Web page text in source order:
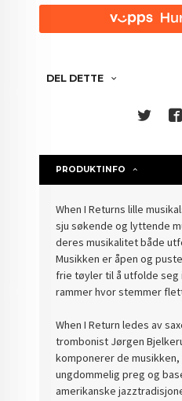
DEL DETTE
PRODUKTINFO
When I Returns lille
sju søkende og lyttende
deres musikalitet både
Musikken er åpen og
frie tøyler til å utfolde seg
rammer hvor stemmer
When I Return ledes av
trombonist Jørgen
komponerer de
ungdommelig preg og
amerikanske